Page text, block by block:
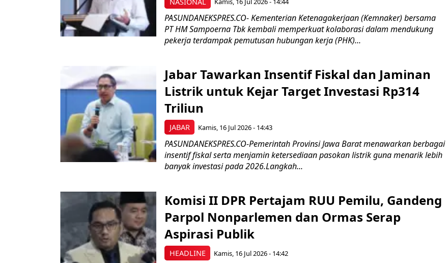
PASUNDANEKSPRES.CO- Kementerian Ketenagakerjaan (Kemnaker) bersama
PT HM Sampoerna Tbk kembali memperkuat kolaborasi dalam mendukung
pekerja terdampak pemutusan hubungan kerja (PHK)...
JABAR
Jabar Tawarkan Insentif Fiskal dan Jaminan
Listrik untuk Kejar Target Investasi Rp314
Triliun
Kamis, 16 Jul 2026 - 14:43
PASUNDANEKSPRES.CO-Pemerintah Provinsi Jawa Barat menawarkan berbagai
insentif fiskal serta menjamin ketersediaan pasokan listrik guna menarik lebih
banyak investasi pada 2026.Langkah...
HEADLINE
Komisi II DPR Pertajam RUU Pemilu, Gandeng
Parpol Nonparlemen dan Ormas Serap
Aspirasi Publik
Kamis, 16 Jul 2026 - 14:42